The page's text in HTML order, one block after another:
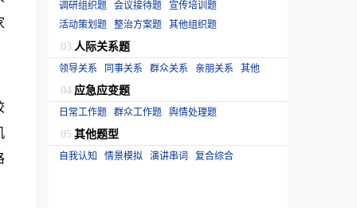
调研组织题 会议接待题 宣传培训题
活动策划题 整治方案题 其他组织题
03 人际关系题
领导关系 同事关系 群众关系 亲朋关系 其他
04 应急应变题
日常工作题 群众工作题 舆情处理题
05 其他题型
自我认知 情景模拟 演讲串词 复合综合